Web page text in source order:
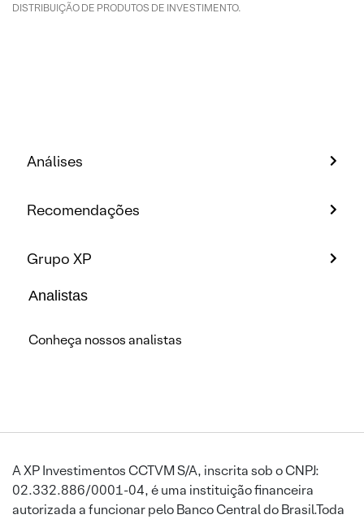
DISTRIBUIÇÃO DE PRODUTOS DE INVESTIMENTO.
Análises
Recomendações
Grupo XP
Analistas
Conheça nossos analistas
A XP Investimentos CCTVM S/A, inscrita sob o CNPJ:
02.332.886/0001-04, é uma instituição financeira
autorizada a funcionar pelo Banco Central do Brasil.Toda